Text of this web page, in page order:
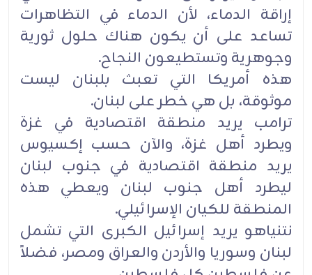
إراقة الدماء، لأن الدماء في التظاهرات
تساعد على أن ‏يكون هناك حلول ثورية
وجوهرية وتستطيعون النجاح‎.‎
هذه أمريكا التي تعبث بلبنان ليست
موثوقة، بل هي خطر على لبنان‎.‎
ترامب يريد منطقة اقتصادية في غزة
ويطرد أهل غزة، والآن حسب إكسيوس
يريد منطقة اقتصادية في جنوب لبنان
‏ليطرد أهل جنوب لبنان ويعطي هذه
المنطقة للكيان الإسرائيلي‎.‎
نتنياهو يريد إسرائيل الكبرى التي تشمل
لبنان وسوريا والأردن والعراق ومصر، فضلاً